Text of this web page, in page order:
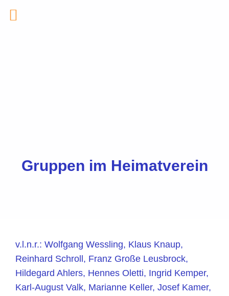
Gruppen im Heimatverein
v.l.n.r.: Wolfgang Wessling, Klaus Knaup,
Reinhard Schroll, Franz Große Leusbrock,
Hildegard Ahlers, Hennes Oletti, Ingrid Kemper,
Karl-August Valk, Marianne Keller, Josef Kamer,